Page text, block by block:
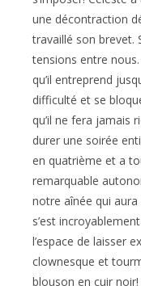
une décontraction
travaillé son brevet.
tensions entre
qu’il entreprend
difficulté et se
qu’il ne fera jamais
durer une soirée
en quatrième et a
remarquable
notre aînée qui
s’est
l’espace de laisser
clownesque et
blouson en cuir